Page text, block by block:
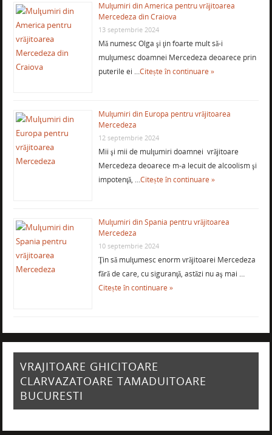
Mulţumiri din America pentru vrăjitoarea
Mercedeza din Craiova
13 septembrie 2024
Mă numesc Olga şi ţin foarte mult să-i
mulţumesc doamnei Mercedeza deoarece prin
puterile ei …Citește în continuare »
Mulţumiri din Europa pentru vrăjitoarea
Mercedeza
12 septembrie 2024
Mii şi mii de mulţumiri doamnei vrăjitoare
Mercedeza deoarece m-a lecuit de alcoolism şi
impotenţă, …Citește în continuare »
Mulţumiri din Spania pentru vrăjitoarea
Mercedeza
10 septembrie 2024
Ţin să mulţumesc enorm vrăjitoarei Mercedeza
fără de care, cu siguranţă, astăzi nu aş mai …
Citește în continuare »
VRAJITOARE GHICITOARE
CLARVAZATOARE TAMADUITOARE
BUCURESTI